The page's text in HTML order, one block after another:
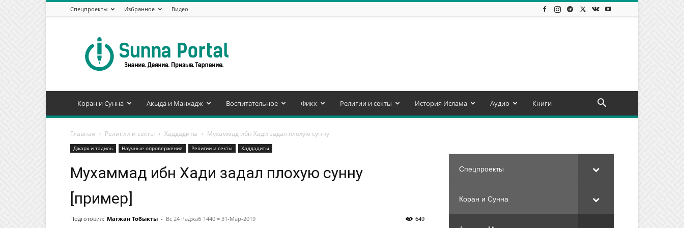
Спецпроекты Избранное Видео
Портал
Коран и Сунна Акыда и Манхадж Воспитательное Фикх Религии и секты История Ислама Аудио Книги
Главная Религии и секты Хаддадиты Мухаммад ибн Хади задал плохую сунну
Джарх и тадиль Научные опровержения Религии и секты Хаддадиты
Мухаммад ибн Хади задал плохую сунну
[пример]
Подготовил: Магжан Тобыкты - Вс 24 Раджаб 1440 = 31-Мар-2019 649
Спецпроекты
Коран и Сунна